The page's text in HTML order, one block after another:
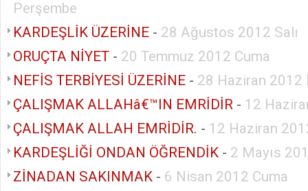
Perşembe
KARDEŞLİK ÜZERİNE - 28 Ağustos 2012 Salı
ORUÇTA NİYET - 20 Temmuz 2012 Cuma
NEFİS TERBİYESİ ÜZERİNE - 28 Haziran 2012
ÇALIŞMAK ALLAHâ€™IN EMRİDİR - 12
ÇALIŞMAK ALLAH EMRİDİR. - 12 Haziran
KARDEŞLİĞİ ONDAN ÖĞRENDİK - 2 Mayıs
ZİNADAN SAKINMAK - 6 Nisan 2012 Cuma